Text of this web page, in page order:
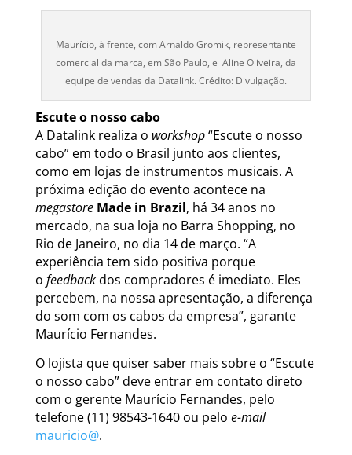
Maurício, à frente, com Arnaldo Gromik, representante
comercial da marca, em São Paulo, e Aline Oliveira, da
equipe de vendas da Datalink. Crédito: Divulgação.
Escute o nosso cabo
A Datalink realiza o workshop“Escute o nosso
cabo” em todo o Brasil junto aos clientes,
como em lojas de instrumentos musicais. A
próxima edição do evento acontece na
megastore Made in Brazil, há 34 anos no
mercado, na sua loja no Barra Shopping, no
Rio de Janeiro, no dia 14 de março. “A
experiência tem sido positiva porque
o feedbackdos compradores é imediato. Eles
percebem, na nossa apresentação, a diferença
do som com os cabos da empresa”, garante
Maurício Fernandes.
O lojista que quiser saber mais sobre o “Escute
o nosso cabo” deve entrar em contato direto
com o gerente Maurício Fernandes, pelo
telefone (11) 98543-1640 ou pelo e-mail
mauricio@.